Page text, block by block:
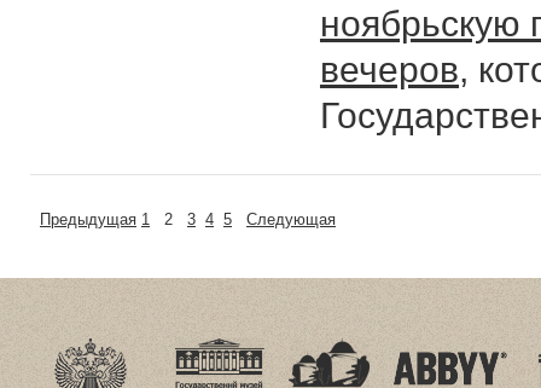
ноябрьскую
вечеров,
Предыдущая 1 2 3 4 5 Следующая